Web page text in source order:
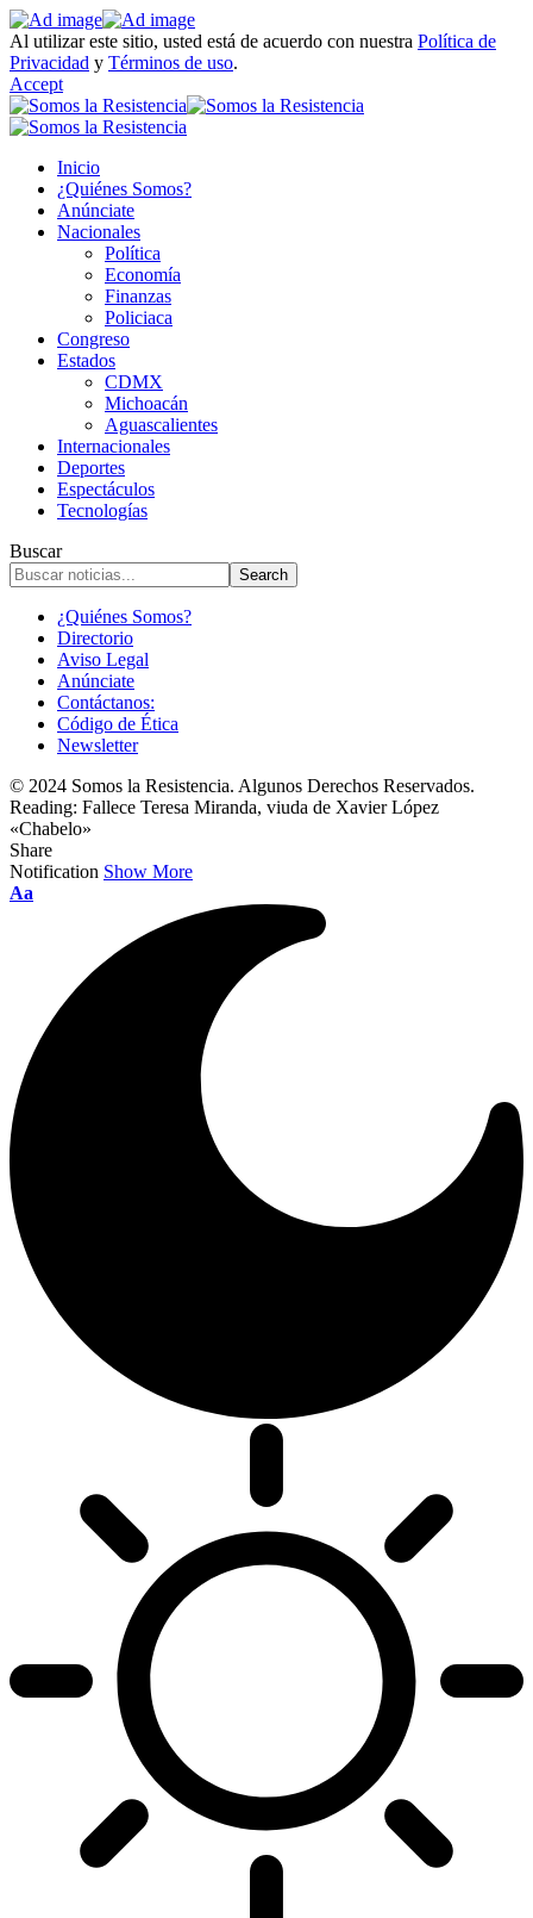
Al utilizar este sitio, usted está de acuerdo con nuestra Política de
Privacidad y Términos de uso.
Accept
Inicio
¿Quiénes Somos?
Anúnciate
Nacionales
Política
Economía
Finanzas
Policiaca
Congreso
Estados
CDMX
Michoacán
Aguascalientes
Internacionales
Deportes
Espectáculos
Tecnologías
Buscar
¿Quiénes Somos?
Directorio
Aviso Legal
Anúnciate
Contáctanos:
Código de Ética
Newsletter
© 2024 Somos la Resistencia. Algunos Derechos Reservados.
Reading: Fallece Teresa Miranda, viuda de Xavier López
«Chabelo»
Share
Notification Show More
Font
Aa